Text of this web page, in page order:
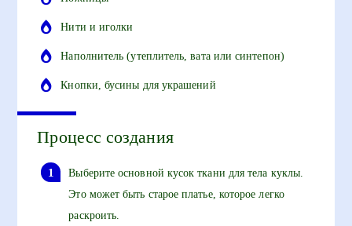
Нити и иголки
Наполнитель (утеплитель, вата или синтепон)
Кнопки, бусины для украшений
Процесс создания
Выберите основной кусок ткани для тела куклы.
Это может быть старое платье, которое легко
раскроить.